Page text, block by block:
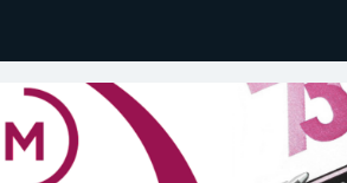
Daniela Manfè
Daniela Manfè Studio di
contabile, tributaria e